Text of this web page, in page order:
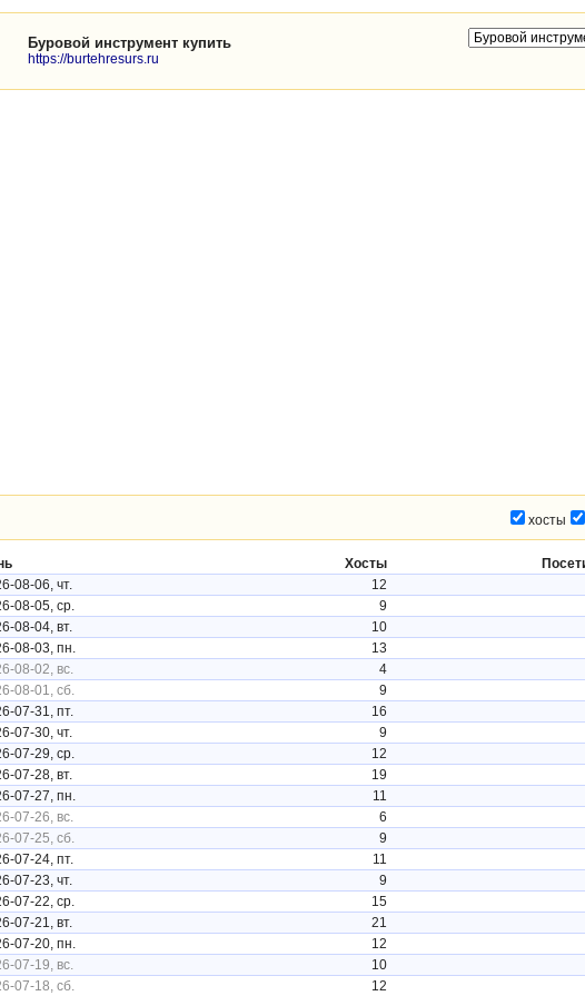
Буровой инструмент купить
https://burtehresurs.ru
хосты
Хосты
08-06, чт.
12
08-05, ср.
9
08-04, вт.
10
08-03, пн.
13
08-02, вс.
4
08-01, сб.
9
07-31, пт.
16
07-30, чт.
9
07-29, ср.
12
07-28, вт.
19
07-27, пн.
11
07-26, вс.
6
07-25, сб.
9
07-24, пт.
11
07-23, чт.
9
07-22, ср.
15
07-21, вт.
21
07-20, пн.
12
07-19, вс.
10
07-18, сб.
12